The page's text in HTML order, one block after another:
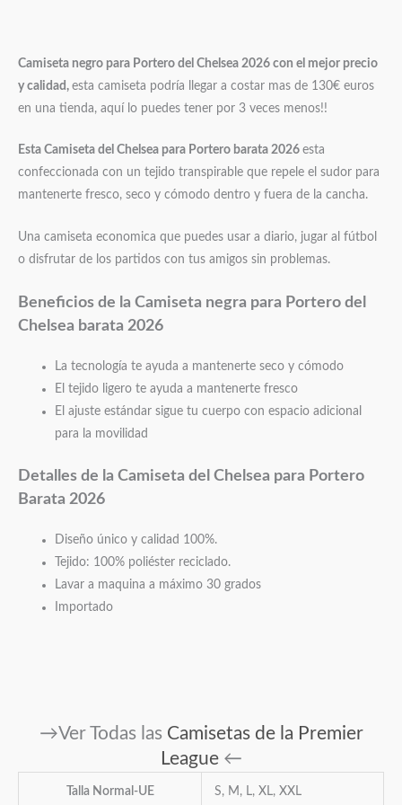
Camiseta negro para Portero del Chelsea 2026 con el mejor precio
y calidad, esta camiseta podría llegar a costar mas de 130€ euros
en una tienda, aquí lo puedes tener por 3 veces menos!!
Esta Camiseta del Chelsea para Portero barata 2026 esta
confeccionada con un tejido transpirable que repele el sudor para
mantenerte fresco, seco y cómodo dentro y fuera de la cancha.
Una camiseta economica que puedes usar a diario, jugar al fútbol
o disfrutar de los partidos con tus amigos sin problemas.
Beneficios de la Camiseta negra para Portero del
Chelsea barata 2026
La tecnología te ayuda a mantenerte seco y cómodo
El tejido ligero te ayuda a mantenerte fresco
El ajuste estándar sigue tu cuerpo con espacio adicional
para la movilidad
Detalles de la Camiseta del Chelsea para Portero
Barata 2026
Diseño único y calidad 100%.
Tejido: 100% poliéster reciclado.
Lavar a maquina a máximo 30 grados
Importado
→Ver Todas las Camisetas de la Premier
League ←
Talla Normal-UE S, M, L, XL, XXL